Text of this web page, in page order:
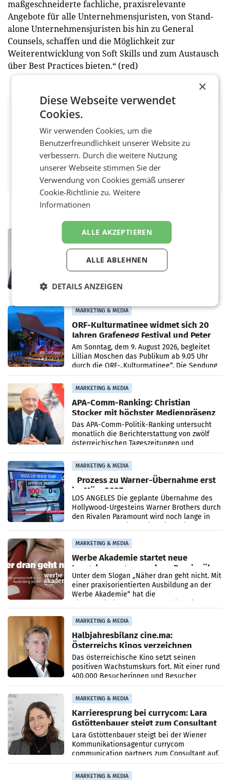
maßgeschneiderte fachliche, praxisrelevante
Angebote für alle Unternehmensjuristen, von Stand-
alone Unternehmensjuristen bis hin zu General
Counsels, schaffen und die Möglichkeit zur
Weiterentwicklung von Soft Skills und zum Austausch
über Best Practices bieten.“ (red)
BEWERTEN SIE DIESEN ARTIKEL
FacebookTwitterMessengerWhatsAppLinkedInXING Teilen
PRIMENEWS
ORF III: Peter Schöber abberufen und
beurlaubt
WIEN ORF-III-Co-Geschäftsführer Peter
abberufen und beurlaubt worden. Der ORF
MARKETING & MEDIA
ORF-Kulturmatinee widmet sich 20
Jahren Grafenegg Festival und Peter
Simonischek
Am Sonntag, dem 9. August 2026, begleitet
Lillian Moschen das Publikum ab 9.05 Uhr
durch die ORF-„Kulturmatinee“. Die Sendung
startet mit der Dokumentation „20 Jahre
Grafenegg
MARKETING & MEDIA
APA-Comm-Ranking: Christian
Stocker mit höchster Medienpräsenz
im Juli
Das APA-Comm-Politik-Ranking untersucht
monatlich die Berichterstattung von zwölf
österreichischen Tageszeitungen und
analysiert, welche Politikerinnen und
Politiker Österreichs die
MARKETING & MEDIA
Prozess zu Warner-Übernahme erst
im März 2027
LOS ANGELES Die geplante Übernahme des
Hollywood-Urgesteins Warner Brothers durch
den Rivalen Paramount wird noch lange in
MARKETING & MEDIA
Werbe Akademie startet neue
Imagekampagne rund um Praxisnähe
Unter dem Slogan „Näher dran geht nicht. Mit
einer praxisorientierten Ausbildung an der
Werbe Akademie“ hat die
MARKETING & MEDIA
Halbjahresbilanz cine.ma:
Österreichs Kinos verzeichnen
400.000 Besucher mehr
Das österreichische Kino setzt seinen
positiven Wachstumskurs fort. Mit einer rund
400.000 Besucherinnen und Besucher
höheren Nettoreichweite im ersten Halbjahr
2026 gegenüber dem
MARKETING & MEDIA
Karrieresprung bei currycom: Lara
Gstöttenbauer steigt zum Consultant
auf
Lara Gstöttenbauer steigt bei der Wiener
Kommunikationsagentur currycom
communication partners zum Consultant auf.
Die 27-jährige Beraterin betreut Kundinnen
und Kunden in den Bereichen
MARKETING & MEDIA
×
Diese Webseite verwendet
Cookies.
Wir verwenden Cookies, um die
Benutzerfreundlichkeit unserer Website zu
verbessern. Durch die weitere Nutzung
unserer Webseite stimmen Sie der
Verwendung von Cookies gemäß unserer
Cookie-Richtlinie zu.Weitere
Informationen
ALLE AKZEPTIEREN
ALLE ABLEHNEN
DETAILS ANZEIGEN